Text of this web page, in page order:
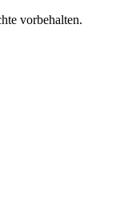
vorbehalten.